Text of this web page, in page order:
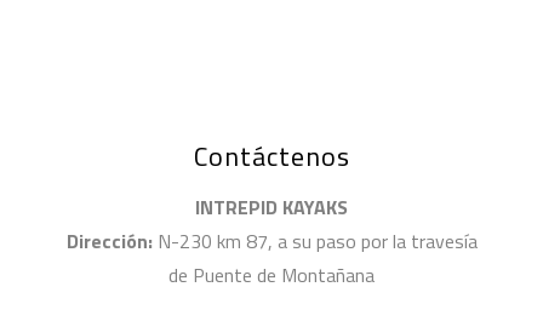
Contáctenos
INTREPID KAYAKS
Dirección: N-230 km 87, a su paso por la travesía
de Puente de Montañana